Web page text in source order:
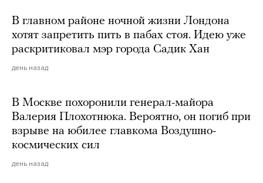
В главном районе ночной жизни Лондона
хотят запретить пить в пабах стоя. Идею уже
раскритиковал мэр города Садик Хан
день назад
В Москве похоронили генерал-майора
Валерия Плохотнюка. Вероятно, он погиб при
взрыве на юбилее главкома Воздушно-
космических сил
день назад